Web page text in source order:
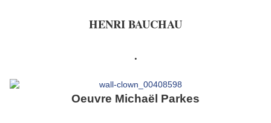
HENRI BAUCHAU
.
Oeuvre Michaël Parkes